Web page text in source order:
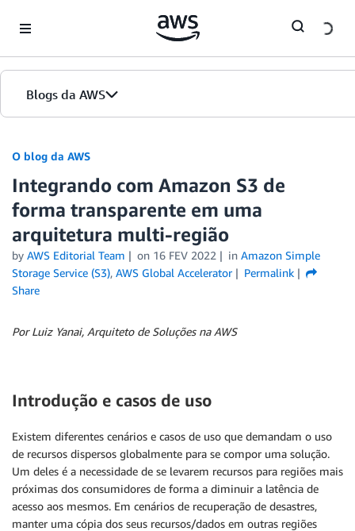
Blogs da AWS
Página inicial
Edições
O blog da AWS
Integrando com Amazon S3 de
forma transparente em uma
arquitetura multi-região
by AWS Editorial Team on 16 FEV 2022 in Amazon Simple
Storage Service (S3), AWS Global Accelerator
Permalink
Share
Por Luiz Yanai, Arquiteto de Soluções na AWS
Introdução e casos de uso
Existem diferentes cenários e casos de uso que demandam o uso
de recursos dispersos globalmente para se compor uma solução.
Um deles é a necessidade de se levarem recursos para regiões mais
próximas dos consumidores de forma a diminuir a latência de
acesso aos mesmos. Em cenários de recuperação de desastres,
manter uma cópia dos seus recursos/dados em outras regiões